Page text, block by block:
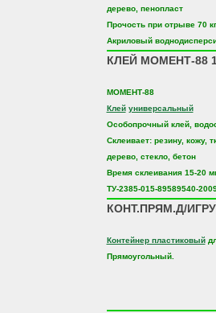
дерево, пенопласт
Прочость при отрыве 70 кг
Акриловый
КЛЕЙ МОМЕНТ-88
МОМЕНТ-88
Клей универсальный
Особопрочный клей,
Склеивает: резину, кожу,
дерево, стекло, бетон
Время склеивания 15-20
ТУ-2385-015-89589540-
КОНТ.ПРЯМ.Д/
Контейнер пластиковый
Прямоугольный.